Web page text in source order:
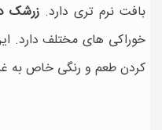
بافت نرم تری دارد.زرشک
خوراکی های مختلف دارد.
کردن طعم و رنگی خاص به